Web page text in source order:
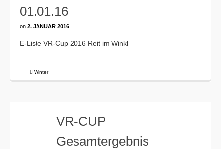
01.01.16
on 2. JANUAR 2016
E-Liste VR-Cup 2016 Reit im Winkl
Winter
VR-CUP
Gesamtergebnis